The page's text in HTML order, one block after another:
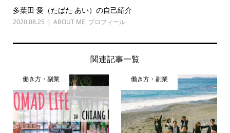
多葉田 愛（たばた あい）の自己紹介
2020.08.25 ABOUT ME, プロフィール
関連記事一覧
働き方・副業 働き方・副業